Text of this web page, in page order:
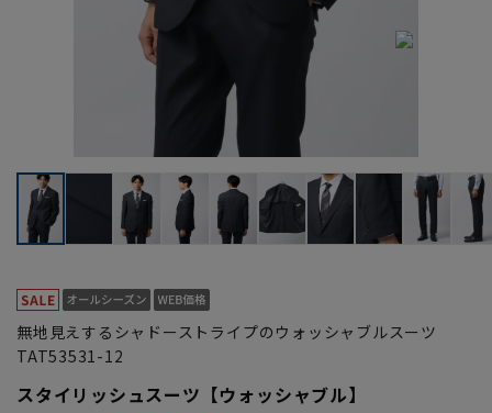
無地見えするシャドーストライプのウォッシャブルスーツ
TAT53531-12
スタイリッシュスーツ【ウォッシャブル】